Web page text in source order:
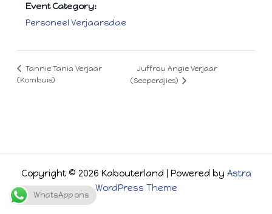
Event Category:
Personeel Verjaarsdae
Tannie Tania Verjaar
(Kombuis)
Juffrou Angie Verjaar
(Seeperdjies)
Copyright © 2026 Kabouterland | Powered by Astra
WordPress Theme
WhatsApp ons